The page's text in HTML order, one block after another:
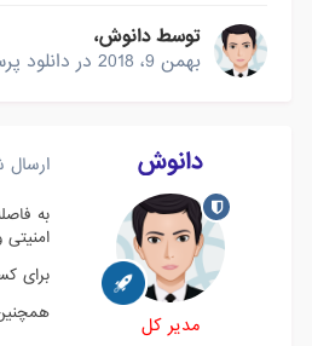
توسطدانوش،
بهمن 9، 2018
در دانلود
دانوش
مدیر کل
ارسال
برای